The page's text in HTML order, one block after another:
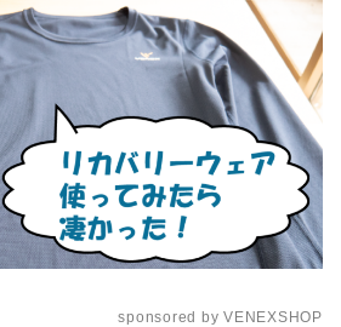
sponsored by VENEXSHOP